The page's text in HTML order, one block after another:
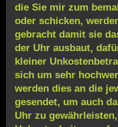
die Sie mir zum
oder schicken,
gebracht damit sie
der Uhr ausbaut,
kleiner
sich um sehr
werden dies an die
gesendet, um auch
Uhr zu